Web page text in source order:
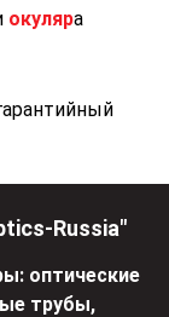
окуляра
Russia"
оптические
трубы,